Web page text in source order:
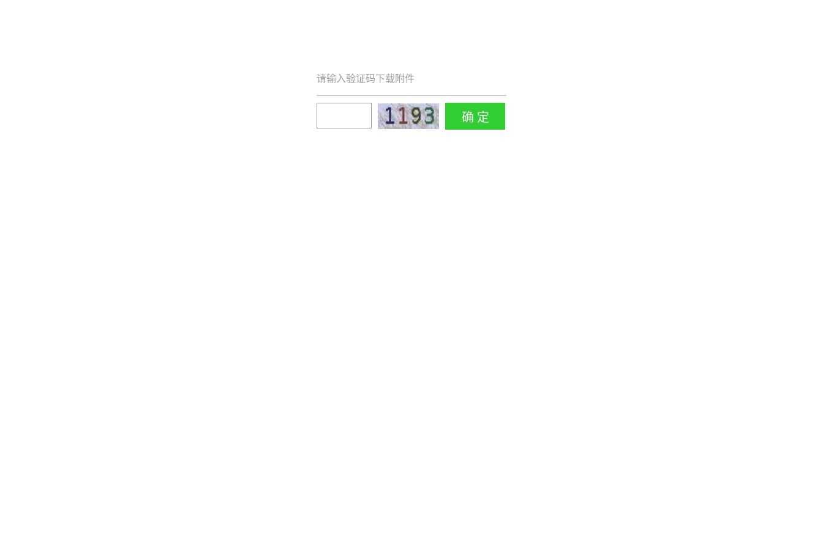
请输入验证码下载附件